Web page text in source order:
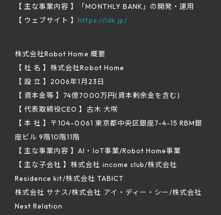
【 主な事業内容 】「MONTHLY BANK」の開発・運用
【 ウェブサイト 】https://ldk.jp/
株式会社Robot Home 概要
【 社 名 】株式会社Robot Home
【 設 立 】2006年1月23日
【 資本金等 】74億7000万円(資本剰余金を含む)
【 代表取締役CEO 】古木 大咲
【 本 社 】〒104-0061 東京都中央区銀座7-4-15 RBM銀
座ビル 9階10階11階
【 主な事業内容 】AI・IoT事業/Robot Home事業
【 主な子会社 】株式会社 income club/株式会社
Residence kit/株式会社 TABICT
株式会社 サナス/株式会社 アイ・ディー・シー/株式会社
Next Relation